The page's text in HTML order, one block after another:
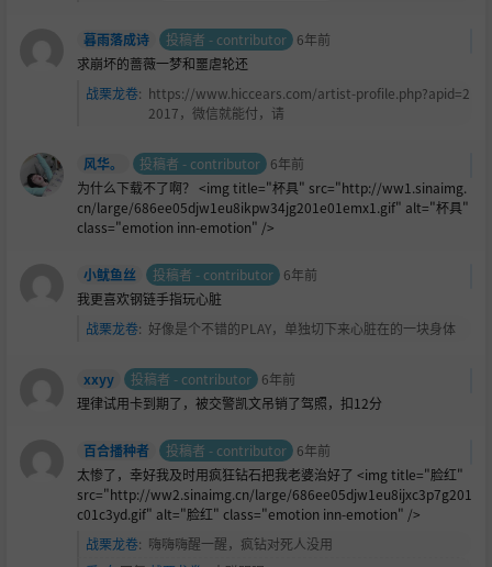
暮雨落成诗 投稿者 - contributor 6年前
求崩坏的蔷薇一梦和噩虐轮还
战栗龙卷: https://www.hiccears.com/artist-profile.php?apid=2
2017，微信就能付，请
风华。 投稿者 - contributor 6年前
为什么下载不了啊？ <img title="杯具" src="http://ww1.sinaimg.
cn/large/686ee05djw1eu8ikpw34jg201e01emx1.gif" alt="杯具"
class="emotion inn-emotion" />
小鱿鱼丝 投稿者 - contributor 6年前
我更喜欢钢链手指玩心脏
战栗龙卷: 好像是个不错的PLAY，单独切下来心脏在的一块身体
xxyy 投稿者 - contributor 6年前
理律试用卡到期了，被交警凯文吊销了驾照，扣12分
百合播种者 投稿者 - contributor 6年前
太惨了，幸好我及时用疯狂钻石把我老婆治好了 <img title="脸红"
src="http://ww2.sinaimg.cn/large/686ee05djw1eu8ijxc3p7g201
c01c3yd.gif" alt="脸红" class="emotion inn-emotion" />
战栗龙卷: 嗨嗨嗨醒一醒，疯钻对死人没用